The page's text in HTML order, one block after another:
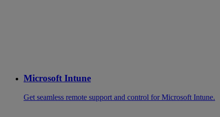
Microsoft Intune
Get seamless remote support and control for Microsoft Intune.